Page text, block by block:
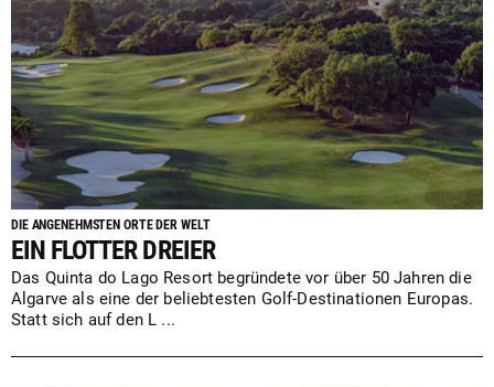
DIE ANGENEHMSTEN ORTE DER WELT
EIN FLOTTER DREIER
Das Quinta do Lago Resort begründete vor über 50 Jahren die
Algarve als eine der beliebtesten Golf-Destinationen Europas.
Statt sich auf den L ...